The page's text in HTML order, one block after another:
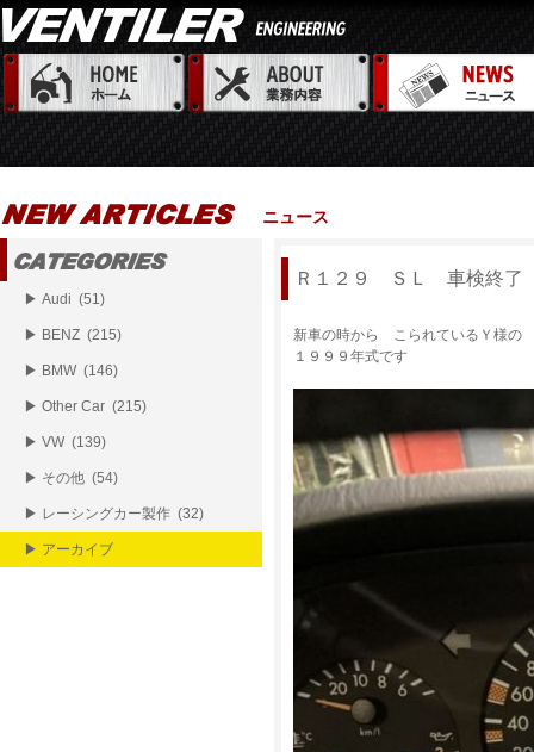
ニュース
Ｒ１２９ ＳＬ 車検終了
新車の時から こられているＹ様の
１９９９年式です
▶ Audi (51)
▶ BENZ (215)
▶ BMW (146)
▶ Other Car (215)
▶ VW (139)
▶ その他 (54)
▶ レーシングカー製作 (32)
▶ アーカイブ